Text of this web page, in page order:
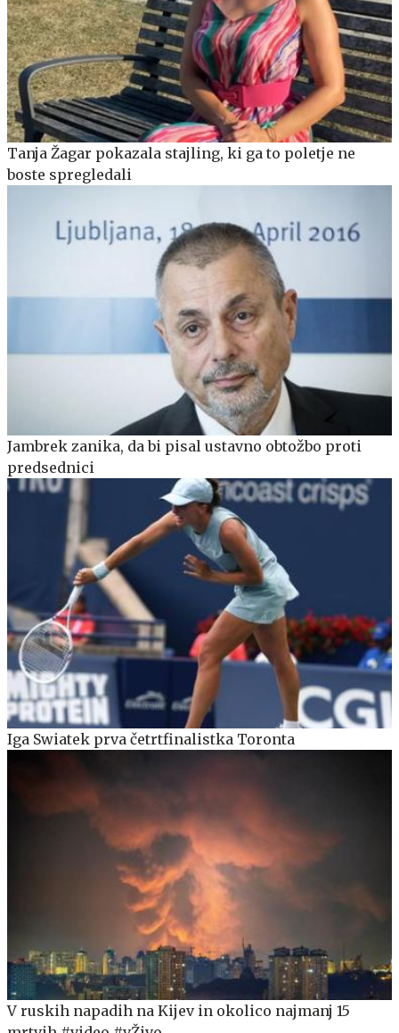
Tanja Žagar pokazala stajling, ki ga to poletje ne
boste spregledali
Jambrek zanika, da bi pisal ustavno obtožbo proti
predsednici
Iga Swiatek prva četrtfinalistka Toronta
V ruskih napadih na Kijev in okolico najmanj 15